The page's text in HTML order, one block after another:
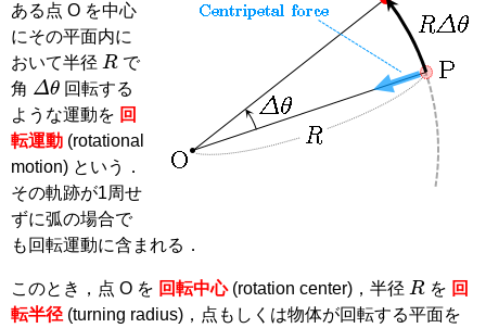
ある点 O を中心
にその平面内に
おいて半径
R
で
角
Δ θ
回転する
ような運動を 回
転運動 (rotational
motion) という．
その軌跡が1周せ
ずに弧の場合で
も回転運動に含まれる．
このとき，点 O を 回転中心(rotation center) ，半径
R
を 回
転半径 (turning radius) ，点もしくは物体が回転する平面を